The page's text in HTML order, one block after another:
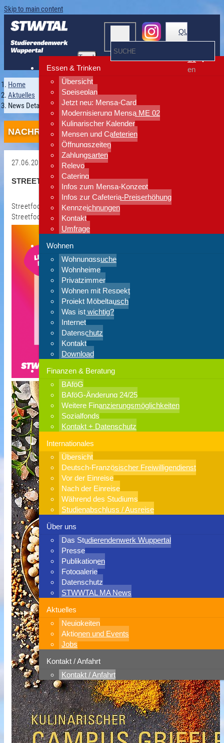
Skip to main content
Toggle
navigation
Essen & Trinken
Übersicht
Speiseplan
Jetzt neu: Mensa-Card
Modernisierung Mensa ME 02
Kulinarischer Kalender
Mensen und Cafeterien
Öffnungszeiten
Zahlungsarten
Relevo
Catering
Infos zum Mensa-Konzept
Infos zur Cafeteria-Preiserhöhung
Kennzeichnungen
Kontakt
Umfrage
Wohnen
Wohnungssuche
Wohnheime
Privatzimmer
Wohnen mit Respekt
Projekt Möbeltausch
Was ist wichtig?
Internet
Datenschutz
Kontakt
Download
Finanzen & Beratung
BAföG
BAföG-Änderung 24/25
Weitere Finanzierungsmöglichkeiten
Sozialfonds
Kontakt + Datenschutz
Internationales
Übersicht
Deutsch-Französischer Freiwilligendienst
Vor der Einreise
Nach der Einreise
Während des Studiums
Studienabschluss / Ausreise
Über uns
Das Studierendenwerk Wuppertal
Presse
Publikationen
Fotogalerie
Datenschutz
STWWTAL MA News
Aktuelles
Neuigkeiten
Aktionen und Events
Jobs
Kontakt / Anfahrt
Kontakt / Anfahrt
QUICKLINKS
de
en
Home
Aktuelles
News Detailansicht
NACHRICHTEN
27.06.2025
STREET FOOD WOCHE IN DER KNEIPE
Streetfood-Woche in der Kneipe(30.06-04.07.2025) meets 7.
Streetfood@Campus-Festival